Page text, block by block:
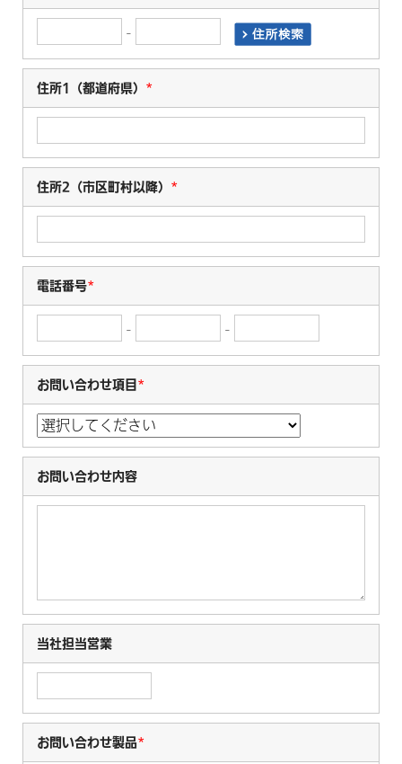
-
住所1（都道府県） *
住所2（市区町村以降） *
電話番号*
- -
お問い合わせ項目*
お問い合わせ内容
当社担当営業
お問い合わせ製品*